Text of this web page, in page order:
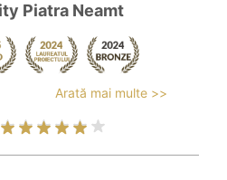
Piatra Neamt
Arată mai multe >>